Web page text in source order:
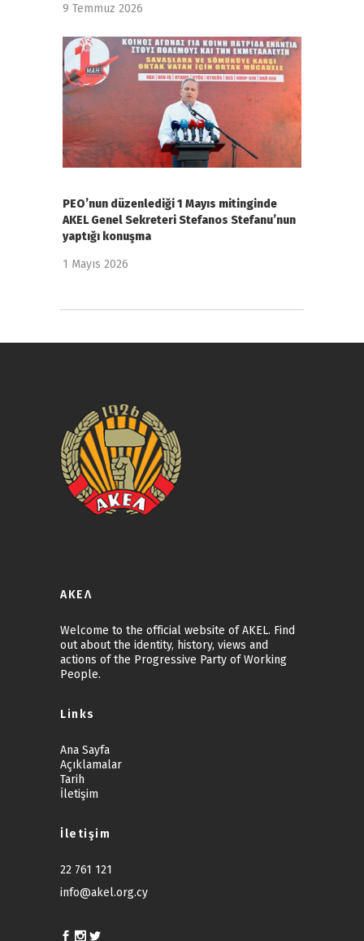
9 Temmuz 2026
PEO’nun düzenlediği 1 Mayıs mitinginde
AKEL Genel Sekreteri Stefanos Stefanu’nun
yaptığı konuşma
1 Mayıs 2026
ΑΚΕΛ
Welcome to the official website of AKEL. Find
out about the identity, history, views and
actions of the Progressive Party of Working
People.
Links
Ana Sayfa
Açıklamalar
Tarih
İletişim
İletişim
22 761 121
info@akel.org.cy